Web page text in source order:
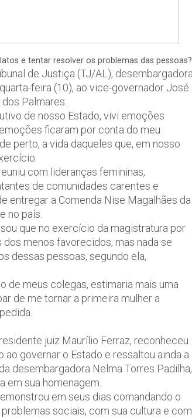
e tentar resolver os problemas das
de Justiça (TJ/AL),
feira (10), ao vice-governador José
Palmares.
de nosso Estado, vivi emoções
ficaram por conta do meu
perto, a vida daqueles que, em nosso
com lideranças femininas,
de comunidades carentes e
entregar a Comenda Nise Magalhães da
no país.
que no exercício da magistratura por
menos favorecidos, mas nada se
dessas pessoas, segundo ela,
de meus colegas, estimaria mais uma
de me tornar a primeira mulher a
juiz Maurílio Ferraz, reconheceu
governar o Estado e ressaltou ainda a
desembargadora Nelma Torres Padilha,
em sua homenagem.
em seus dias comandando o
sociais, com sua cultura e com